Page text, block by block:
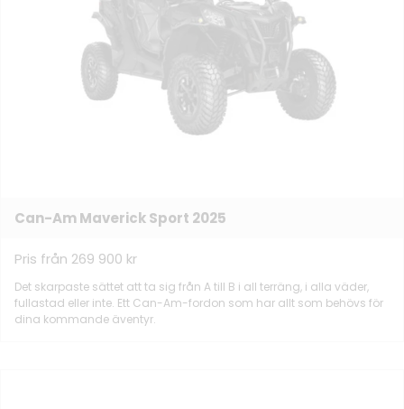
Can-Am Maverick Sport 2025
Pris från 269 900 kr
Det skarpaste sättet att ta sig från A till B i all terräng, i alla väder,
fullastad eller inte. Ett Can-Am-fordon som har allt som behövs för
dina kommande äventyr.